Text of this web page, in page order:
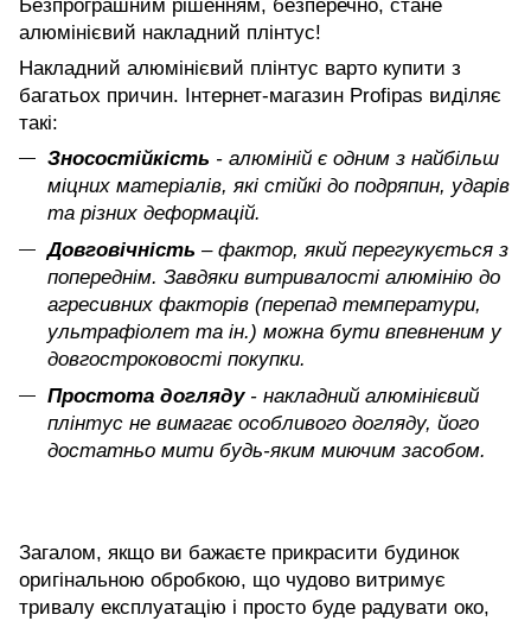
Безпрограшним рішенням, безперечно, стане
алюмінієвий накладний плінтус!
Накладний алюмінієвий плінтус варто купити з
багатьох причин. Інтернет-магазин Profipas виділяє
такі:
Зносостійкість - алюміній є одним з найбільш
міцних матеріалів, які стійкі до подряпин, ударів
та різних деформацій.
Довговічність – фактор, який перегукується з
попереднім. Завдяки витривалості алюмінію до
агресивних факторів (перепад температури,
ультрафіолет та ін.) можна бути впевненим у
довгостроковості покупки.
Простота догляду- накладний алюмінієвий
плінтус не вимагає особливого догляду, його
достатньо мити будь-яким миючим засобом.
Загалом, якщо ви бажаєте прикрасити будинок
оригінальною обробкою, що чудово витримує
тривалу експлуатацію і просто буде радувати око,